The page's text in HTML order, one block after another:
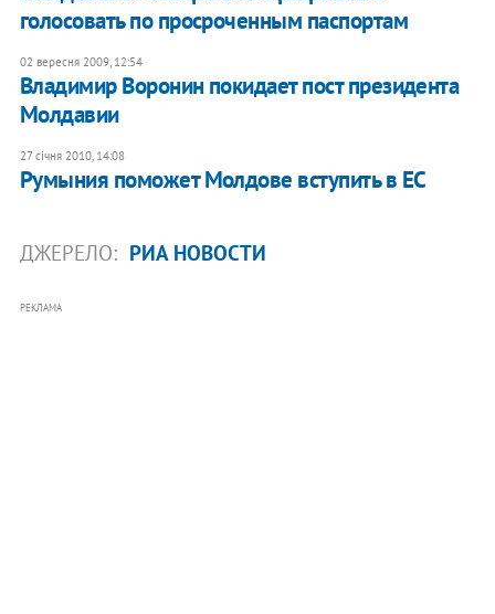
голосовать по просроченным паспортам
02 вересня 2009, 12:54
Владимир Воронин покидает пост президента
Молдавии
27 січня 2010, 14:08
Румыния поможет Молдове вступить в ЕС
ДЖЕРЕЛО: РИА НОВОСТИ
РЕКЛАМА